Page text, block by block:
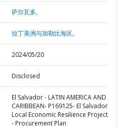
萨尔瓦多,
拉丁美洲与加勒比海区,
2024/05/20
Disclosed
El Salvador - LATIN AMERICA AND
CARIBBEAN- P169125- El Salvador
Local Economic Resilience Project
- Procurement Plan